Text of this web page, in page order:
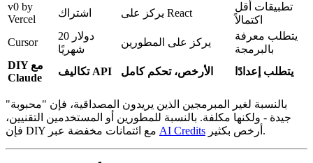
v0 by
Vercel
اشتراك يركز على React
تطبيقات أقل
اكتمالاً
Cursor
20 دولار
شهريًا
يركز على المطورين
يتطلب معرفة
بالبرمجة
DIY مع
Claude
تكاليف API الأرخص، تحكم كامل يتطلب إعدادًا
بالنسبة لغير المبرمجين الذين يريدون المصداقية، فإن "محبوبة"
جيدة - ولكنها مكلفة. بالنسبة للمطورين أو المستخدمين التقنيين،
AI Credits أرخص بكثير.